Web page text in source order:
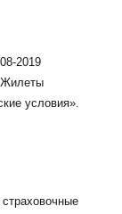
2019
Жилеты
условия».